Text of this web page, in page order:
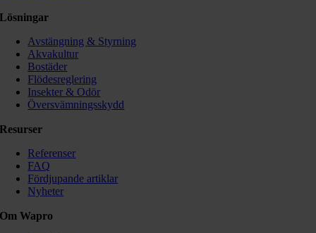
Lösningar
Avstängning & Styrning
Akvakultur
Bostäder
Flödesreglering
Insekter & Odör
Översvämningsskydd
Resurser
Referenser
FAQ
Fördjupande artiklar
Nyheter
Om Wapro